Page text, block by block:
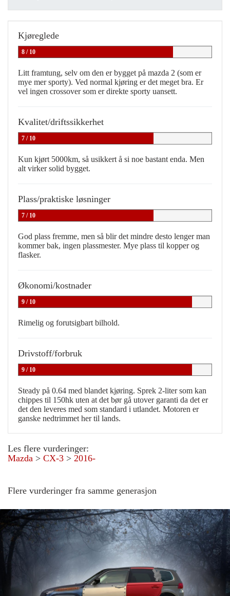
Kjøreglede
8 / 10
Litt framtung, selv om den er bygget på mazda 2 (som er
mye mer sporty). Ved normal kjøring er det meget bra. Er
vel ingen crossover som er direkte sporty uansett.
Kvalitet/driftssikkerhet
7 / 10
Kun kjørt 5000km, så usikkert å si noe bastant enda. Men
alt virker solid bygget.
Plass/praktiske løsninger
7 / 10
God plass fremme, men så blir det mindre desto lenger man
kommer bak, ingen plassmester. Mye plass til kopper og
flasker.
Økonomi/kostnader
9 / 10
Rimelig og forutsigbart bilhold.
Drivstoff/forbruk
9 / 10
Steady på 0.64 med blandet kjøring. Sprek 2-liter som kan
chippes til 150hk uten at det bør gå utover garanti da det er
det den leveres med som standard i utlandet. Motoren er
ganske nedtrimmet her til lands.
Les flere vurderinger:
Mazda > CX-3 > 2016-
Flere vurderinger fra samme generasjon